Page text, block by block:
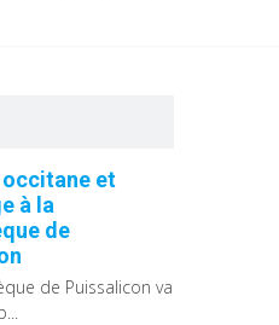
et
à la
de
de Puissalicon va